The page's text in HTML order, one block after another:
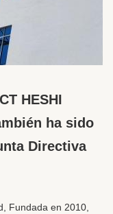
HESHI
ha sido
Directiva
Fundada en 2010,